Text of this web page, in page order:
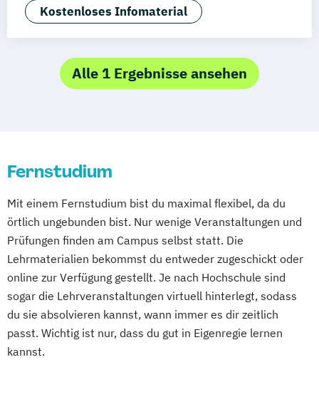
Hotelmanagement)
Hospitality Controlling & Hotel Asset
Hotel Management
Hotel Management (dual)
Consulting
Tourismusökonom (FH)
Kostenloses Infomaterial
Alle 1 Ergebnisse ansehen
Fernstudium
Mit einem Fernstudium bist du maximal flexibel, da du
örtlich ungebunden bist. Nur wenige Veranstaltungen und
Prüfungen finden am Campus selbst statt. Die
Lehrmaterialien bekommst du entweder zugeschickt oder
online zur Verfügung gestellt. Je nach Hochschule sind
sogar die Lehrveranstaltungen virtuell hinterlegt, sodass
du sie absolvieren kannst, wann immer es dir zeitlich
passt. Wichtig ist nur, dass du gut in Eigenregie lernen
kannst.